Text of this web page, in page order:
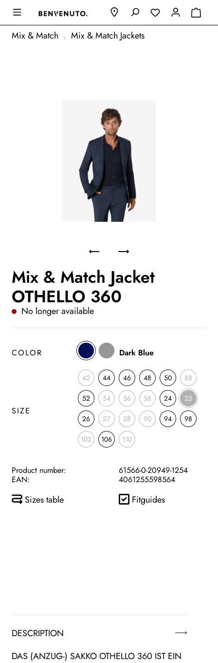
Mix & Match Mix & Match Jackets
Mix & Match Jacket
OTHELLO 360
No longer available
COLOR Dark Blue
SIZE
42 44 46 48 50 88
52 54 56 58 24 25
26 27 28 90 94 98
102 106 110
Product number:
61566-0-20949-1254
EAN:
4061255598564
Sizes table Fitguides
DESCRIPTION
DAS (ANZUG-) SAKKO OTHELLO 360 IST EIN